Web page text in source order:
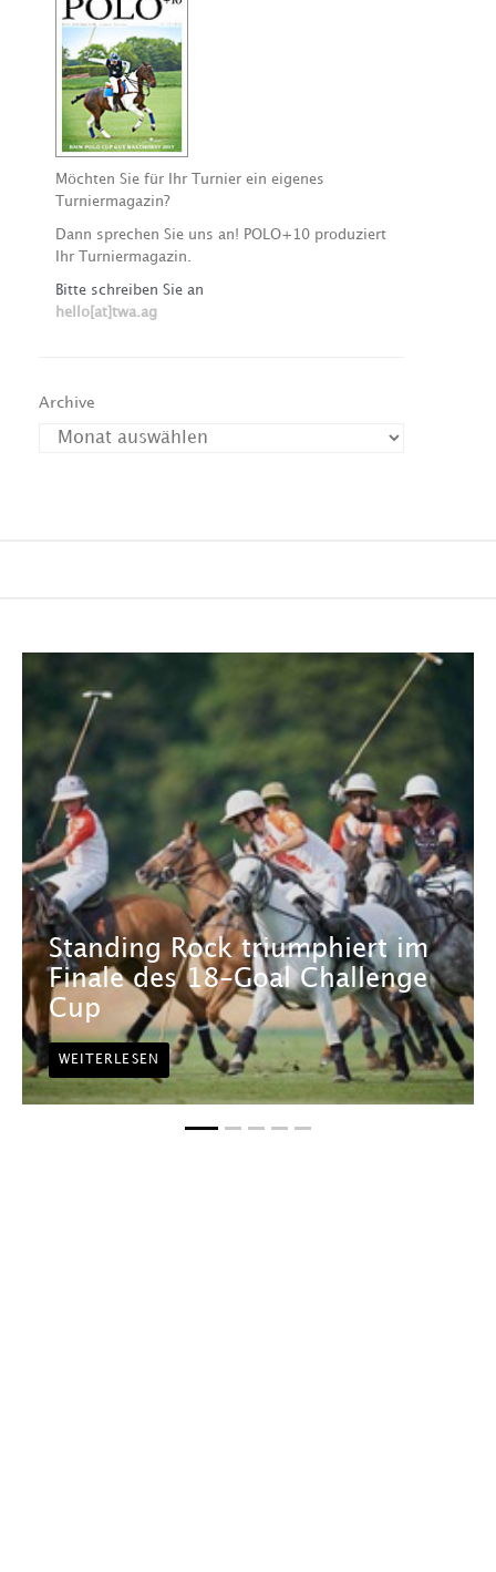
Möchten Sie für Ihr Turnier ein eigenes
Turniermagazin?
Dann sprechen Sie uns an! POLO+10 produziert
Ihr Turniermagazin.
Bitte schreiben Sie an
hello[at]twa.ag
Archive
Standing Rock triumphiert im
Finale des 18-Goal Challenge
Cup
WEITERLESEN